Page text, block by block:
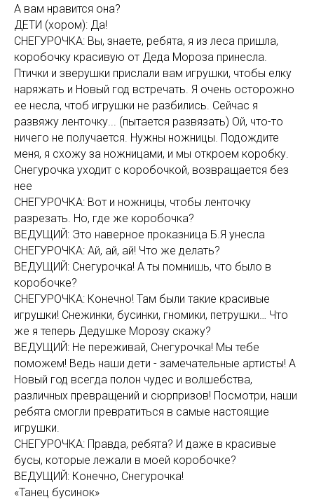
А вам нравится она?
ДЕТИ (хором): Да!
СНЕГУРОЧКА: Вы, знаете, ребята, я из леса пришла,
коробочку красивую от Деда Мороза принесла.
Птички и зверушки прислали вам игрушки, чтобы елку
наряжать и Новый год встречать. Я очень осторожно
ее несла, чтоб игрушки не разбились. Сейчас я
развяжу ленточку... (пытается развязать) Ой, что-то
ничего не получается. Нужны ножницы. Подождите
меня, я схожу за ножницами, и мы откроем коробку.
Снегурочка уходит с коробочкой, возвращается без
нее
СНЕГУРОЧКА: Вот и ножницы, чтобы ленточку
разрезать. Но, где же коробочка?
ВЕДУЩИЙ: Это наверное проказница Б.Я унесла
СНЕГУРОЧКА: Ай, ай, ай! Что же делать?
ВЕДУЩИЙ: Снегурочка! А ты помнишь, что было в
коробочке?
СНЕГУРОЧКА: Конечно! Там были такие красивые
игрушки! Снежинки, бусинки, гномики, петрушки… Что
же я теперь Дедушке Морозу скажу?
ВЕДУЩИЙ: Не переживай, Снегурочка! Мы тебе
поможем! Ведь наши дети - замечательные артисты! А
Новый год всегда полон чудес и волшебства,
различных превращений и сюрпризов! Посмотри, наши
ребята смогли превратиться в самые настоящие
игрушки.
СНЕГУРОЧКА: Правда, ребята? И даже в красивые
бусы, которые лежали в моей коробочке?
ВЕДУЩИЙ: Конечно, Снегурочка!
«Танец бусинок»